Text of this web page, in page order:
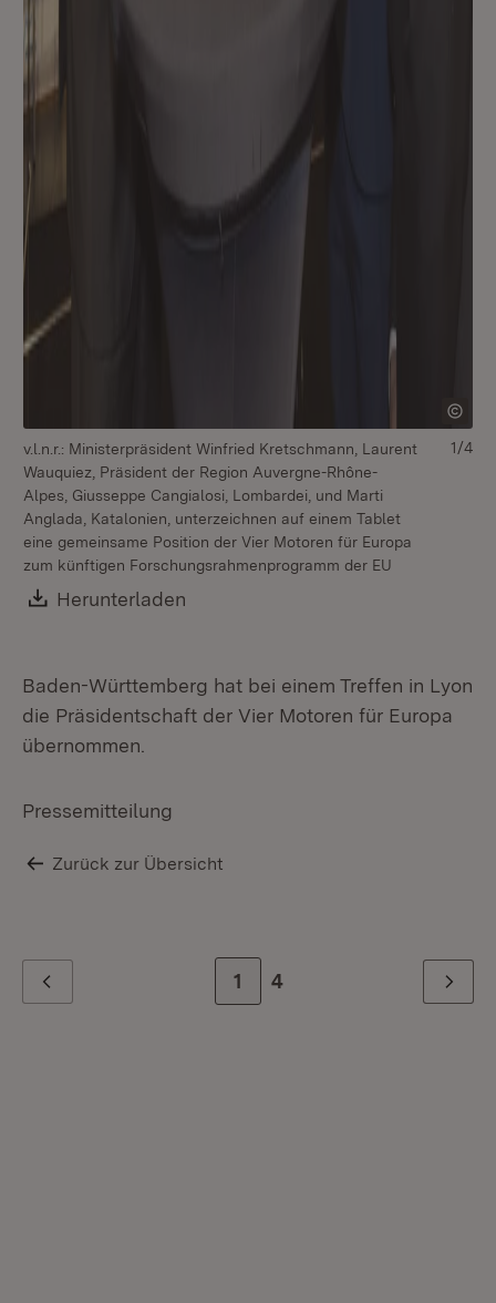
v.l.n.r.: Ministerpräsident Winfried Kretschmann, Laurent
Wauquiez, Präsident der Region Auvergne-Rhône-
Alpes, Giusseppe Cangialosi, Lombardei, und Marti
Anglada, Katalonien, unterzeichnen auf einem Tablet
eine gemeinsame Position der Vier Motoren für Europa
zum künftigen Forschungsrahmenprogramm der EU
Download:
Herunterladen
1/4
Baden-Württemberg hat bei einem Treffen in Lyon
die Präsidentschaft der Vier Motoren für Europa
übernommen.
Pressemitteilung
Zurück zur Übersicht
Zur Seite
1 Zur letzten Seite
4 Weiter